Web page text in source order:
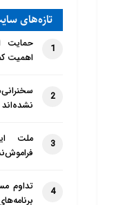
تازه‌‌های
1
حمایت
اهمیت
2
نشده‌اند
3
ملت
4
تداوم